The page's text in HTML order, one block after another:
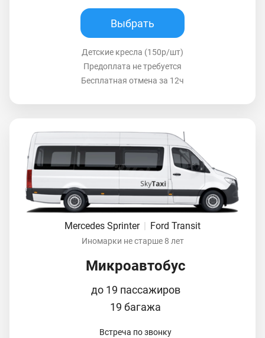
Выбрать
Детские кресла (150р/шт)
Предоплата не требуется
Бесплатная отмена за 12ч
Mercedes Sprinter | Ford Transit
Иномарки не старше 8 лет
Микроавтобус
до 19 пассажиров
19 багажа
Встреча по звонку